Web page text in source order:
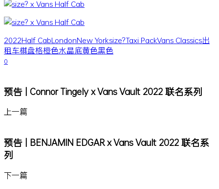
2022Half CabLondonNew Yorksize?Taxi PackVans Classics出
租车棋盘格橙色水晶底黄色黑色
0
预告 | Connor Tingely x Vans Vault 2022 联名系列
上一篇
预告 | BENJAMIN EDGAR x Vans Vault 2022 联名系
列
下一篇